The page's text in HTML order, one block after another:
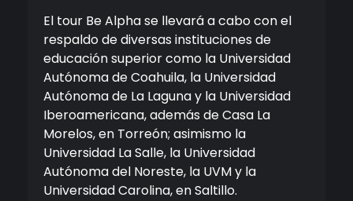
El tour Be Alpha se llevará a cabo con el
respaldo de diversas instituciones de
educación superior como la Universidad
Autónoma de Coahuila, la Universidad
Autónoma de La Laguna y la Universidad
Iberoamericana, además de Casa La
Morelos, en Torreón; asimismo la
Universidad La Salle, la Universidad
Autónoma del Noreste, la UVM y la
Universidad Carolina, en Saltillo.